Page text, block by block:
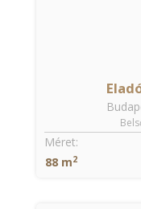
Méret:
88 m2